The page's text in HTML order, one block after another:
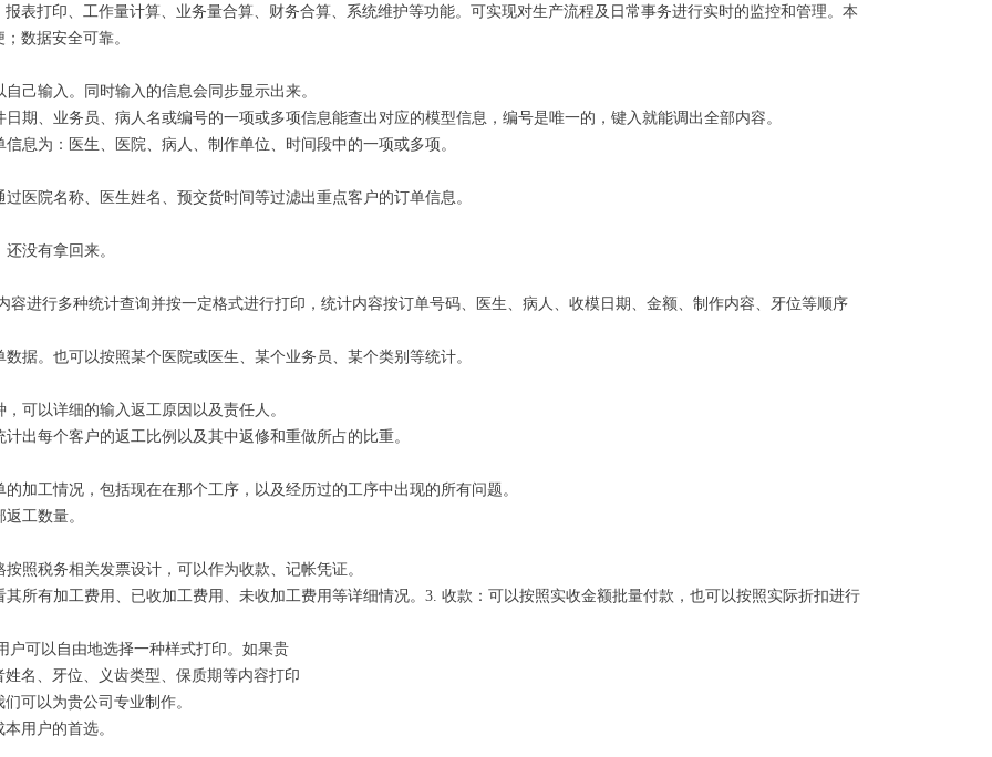
表打印、工作量计算、业务量合算、财务合算、系统维护等功能。可实现对生产流程及日常事务进行实时的监控和管理。本
数据安全可靠。
己输入。同时输入的信息会同步显示出来。
期、业务员、病人名或编号的一项或多项信息能查出对应的模型信息，编号是唯一的，键入就能调出全部内容。
息为：医生、医院、病人、制作单位、时间段中的一项或多项。
医院名称、医生姓名、预交货时间等过滤出重点客户的订单信息。
没有拿回来。
容进行多种统计查询并按一定格式进行打印，统计内容按订单号码、医生、病人、收模日期、金额、制作内容、牙位等顺序
据。也可以按照某个医院或医生、某个业务员、某个类别等统计。
可以详细的输入返工原因以及责任人。
出每个客户的返工比例以及其中返修和重做所占的比重。
加工情况，包括现在在那个工序，以及经历过的工序中出现的所有问题。
工数量。
照税务相关发票设计，可以作为收款、记帐凭证。
所有加工费用、已收加工费用、未收加工费用等详细情况。3. 收款：可以按照实收金额批量付款，也可以按照实际折扣进行
户可以自由地选择一种样式打印。如果贵
名、牙位、义齿类型、保质期等内容打印
可以为贵公司专业制作。
用户的首选。